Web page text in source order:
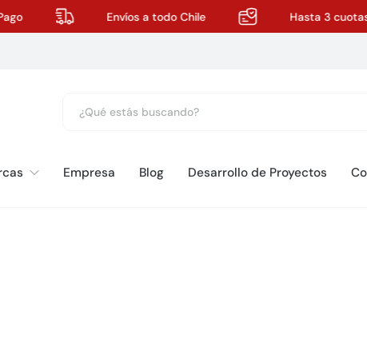
Envíos a todo Chile Hasta 3
Empresa Blog Desarrollo de Proyectos